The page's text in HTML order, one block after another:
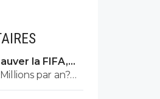
la FIFA,
par an?
ce milieu.... et le